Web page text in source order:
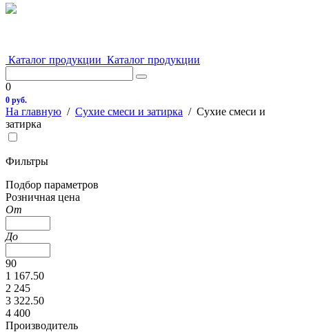
Каталог продукции Каталог продукции
0
0 руб.
На главную / Сухие смеси и затирка / Сухие смеси и
затирка
Фильтры
Подбор параметров
Розничная цена
От
До
90
1 167.50
2 245
3 322.50
4 400
Производитель